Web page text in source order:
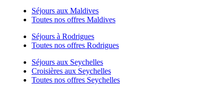
Séjours aux Maldives
Toutes nos offres Maldives
Séjours à Rodrigues
Toutes nos offres Rodrigues
Séjours aux Seychelles
Croisières aux Seychelles
Toutes nos offres Seychelles